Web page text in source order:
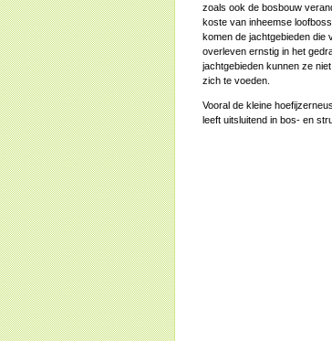
zoals ook de bosbouw
koste van inheemse
komen de jachtgebieden die
overleven ernstig in het
jachtgebieden kunnen ze
zich te voeden.
Vooral de kleine
leeft uitsluitend in bos- en